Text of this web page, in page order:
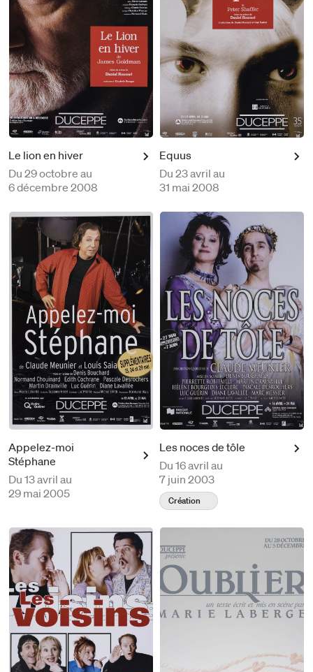
Le lion en hiver
Du 29 octobre au
6 décembre 2008
Equus
Du 23 avril au
31 mai 2008
Appelez-moi
Stéphane
Du 13 avril au
29 mai 2005
Les noces de tôle
Du 16 avril au
7 juin 2003
Création